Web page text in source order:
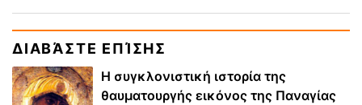
ΔΙΑΒΆΣΤΕ ΕΠΊΣΗΣ
Η συγκλονιστική ιστορία της
θαυματουργής εικόνος της Παναγίας